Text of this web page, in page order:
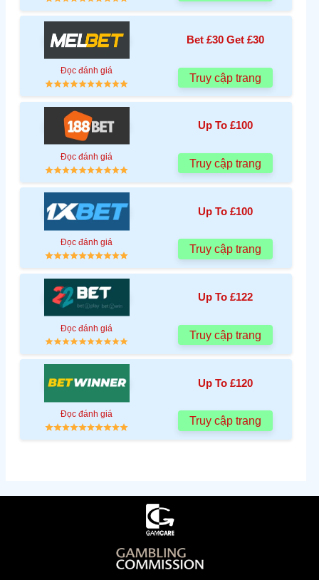
Bet £30 Get £30
Đọc đánh giá
Truy cập trang
Up To £100
Đọc đánh giá
Truy cập trang
Up To £100
Đọc đánh giá
Truy cập trang
Up To £122
Đọc đánh giá
Truy cập trang
Up To £120
Đọc đánh giá
Truy cập trang